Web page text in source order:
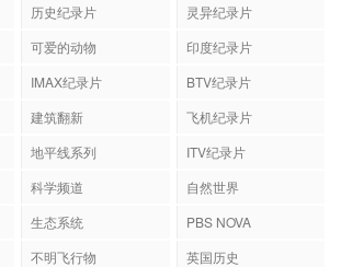
历史纪录片
灵异纪录片
可爱的动物
印度纪录片
IMAX纪录片
BTV纪录片
建筑翻新
飞机纪录片
地平线系列
ITV纪录片
科学频道
自然世界
生态系统
PBS NOVA
不明飞行物
英国历史